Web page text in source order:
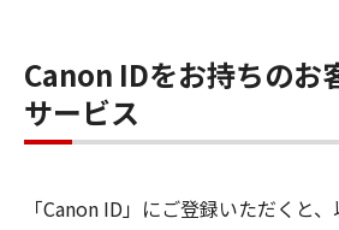
Canon IDをお持ちのお
サービス
「Canon ID」にご登録いただくと